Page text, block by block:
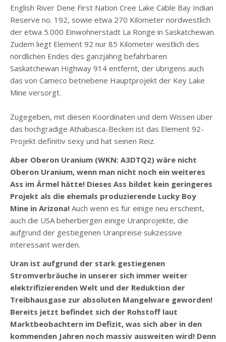
English River Dene First Nation Cree Lake Cable Bay Indian
Reserve no. 192, sowie etwa 270 Kilometer nordwestlich
der etwa 5.000 Einwohnerstadt La Ronge in Saskatchewan.
Zudem liegt Element 92 nur 85 Kilometer westlich des
nördlichen Endes des ganzjährig befahrbaren
Saskatchewan Highway 914 entfernt, der übrigens auch
das von Cameco betriebene Hauptprojekt der Key Lake
Mine versorgt.
Zugegeben, mit diesen Koordinaten und dem Wissen über
das hochgradige Athabasca-Becken ist das Element 92-
Projekt definitiv sexy und hat seinen Reiz.
Aber Oberon Uranium (WKN: A3DTQ2) wäre nicht
Oberon Uranium, wenn man nicht noch ein weiteres
Ass im Ärmel hätte! Dieses Ass bildet kein geringeres
Projekt als die ehemals produzierende Lucky Boy
Mine in Arizona! Auch wenn es für einige neu erscheint,
auch die USA beherbergen einige Uranprojekte, die
aufgrund der gestiegenen Uranpreise sukzessive
interessant werden.
Uran ist aufgrund der stark gestiegenen
Stromverbräuche in unserer sich immer weiter
elektrifizierenden Welt und der Reduktion der
Treibhausgase zur absoluten Mangelware geworden!
Bereits jetzt befindet sich der Rohstoff laut
Marktbeobachtern im Defizit, was sich aber in den
kommenden Jahren noch massiv ausweiten wird! Denn